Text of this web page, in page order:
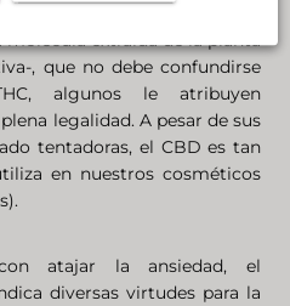
molécula extraída de la planta
, que no debe confundirse
algunos le atribuyen
legalidad. A pesar de sus
tentadoras, el CBD es tan
en nuestros cosméticos
atajar la ansiedad, el
diversas virtudes para la